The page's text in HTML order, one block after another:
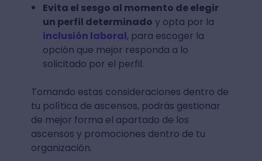
Evita el sesgo al momento de elegir
un perfil determinado y opta por la
inclusión laboral, para escoger la
opción que mejor responda a lo
solicitado por el perfil.
Tomando estas consideraciones dentro de
tu política de ascensos, podrás gestionar
de mejor forma el apartado de los
ascensos y promociones dentro de tu
organización.